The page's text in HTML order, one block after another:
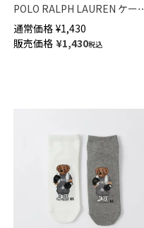
POLO RALPH LAUREN ケー
ル柄 フロント刺繍 オーガニッ
クコットン混 スニーカー丈 ソ
ックス レディース 03207868
通常価格 ¥1,430
販売価格 ¥1,430税込